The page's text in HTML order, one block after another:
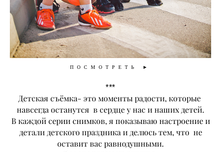
ПОСМОТРЕТЬ ►
***
Детская съёмка- это моменты радости, которые
навсегда останутся в сердце у нас и наших детей.
В каждой серии снимков, я показываю настроение и
детали детского праздника и делюсь тем, что не
оставит вас равнодушными.